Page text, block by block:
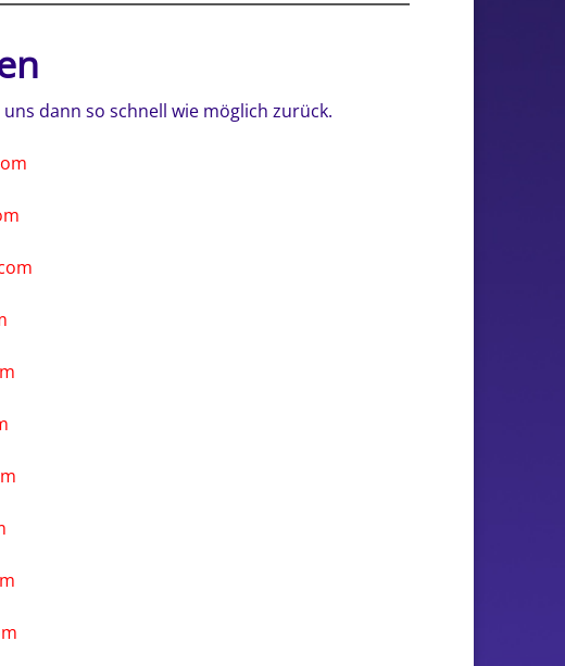
dann so schnell wie möglich zurück.